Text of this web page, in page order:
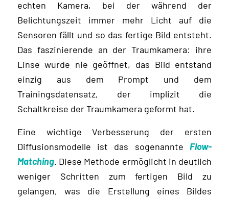
echten Kamera, bei der während der
Belichtungszeit immer mehr Licht auf die
Sensoren fällt und so das fertige Bild entsteht.
Das faszinierende an der Traumkamera: ihre
Linse wurde nie geöffnet, das Bild entstand
einzig aus dem Prompt und dem
Trainingsdatensatz, der implizit die
Schaltkreise der Traumkamera geformt hat.
Eine wichtige Verbesserung der ersten
Diffusionsmodelle ist das sogenannteFlow-
Matching. Diese Methode ermöglicht in deutlich
weniger Schritten zum fertigen Bild zu
gelangen, was die Erstellung eines Bildes